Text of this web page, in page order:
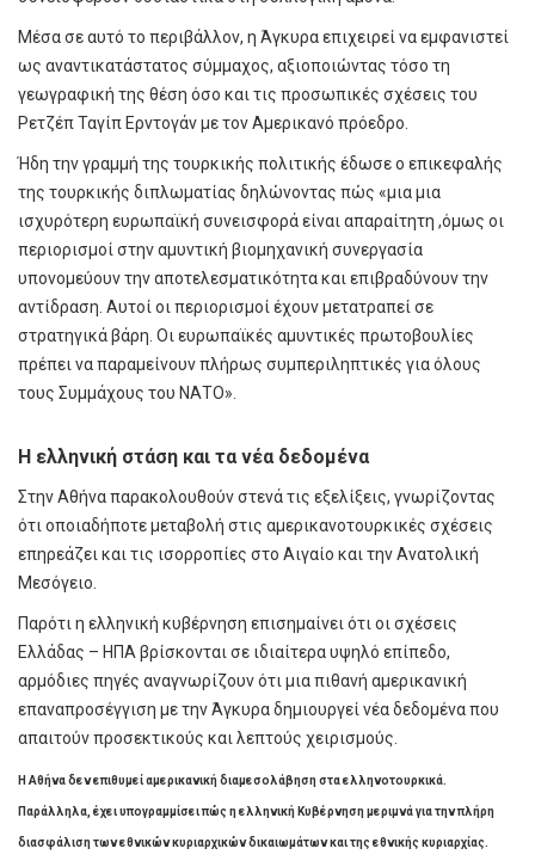
Μέσα σε αυτό το περιβάλλον, η Άγκυρα επιχειρεί να εμφανιστεί
ως αναντικατάστατος σύμμαχος, αξιοποιώντας τόσο τη
γεωγραφική της θέση όσο και τις προσωπικές σχέσεις του
Ρετζέπ Ταγίπ Ερντογάν με τον Αμερικανό πρόεδρο.
Ήδη την γραμμή της τουρκικής πολιτικής έδωσε ο επικεφαλής
της τουρκικής διπλωματίας δηλώνοντας πώς «μια μια
ισχυρότερη ευρωπαϊκή συνεισφορά είναι απαραίτητη ,όμως οι
περιορισμοί στην αμυντική βιομηχανική συνεργασία
υπονομεύουν την αποτελεσματικότητα και επιβραδύνουν την
αντίδραση. Αυτοί οι περιορισμοί έχουν μετατραπεί σε
στρατηγικά βάρη. Οι ευρωπαϊκές αμυντικές πρωτοβουλίες
πρέπει να παραμείνουν πλήρως συμπεριληπτικές για όλους
τους Συμμάχους του ΝΑΤΟ».
Η ελληνική στάση και τα νέα δεδομένα
Στην Αθήνα παρακολουθούν στενά τις εξελίξεις, γνωρίζοντας
ότι οποιαδήποτε μεταβολή στις αμερικανοτουρκικές σχέσεις
επηρεάζει και τις ισορροπίες στο Αιγαίο και την Ανατολική
Μεσόγειο.
Παρότι η ελληνική κυβέρνηση επισημαίνει ότι οι σχέσεις
Ελλάδας – ΗΠΑ βρίσκονται σε ιδιαίτερα υψηλό επίπεδο,
αρμόδιες πηγές αναγνωρίζουν ότι μια πιθανή αμερικανική
επαναπροσέγγιση με την Άγκυρα δημιουργεί νέα δεδομένα που
απαιτούν προσεκτικούς και λεπτούς χειρισμούς.
Η Αθήνα δεν επιθυμεί αμερικανική διαμεσολάβηση στα ελληνοτουρκικά.
Παράλληλα, έχει υπογραμμίσει πώς η ελληνική Κυβέρνηση μεριμνά για την πλήρη
διασφάλιση των εθνικών κυριαρχικών δικαιωμάτων και της εθνικής κυριαρχίας.